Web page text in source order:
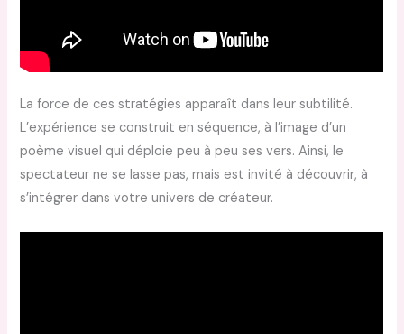
La force de ces stratégies apparaît dans leur subtilité.
L’expérience se construit en séquence, à l’image d’un
poème visuel qui déploie peu à peu ses vers. Ainsi, le
spectateur ne se lasse pas, mais est invité à découvrir, à
s’intégrer dans votre univers de créateur.